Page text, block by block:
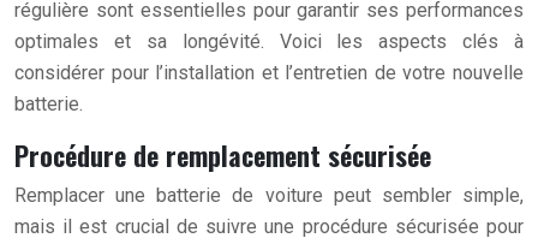
régulière sont essentielles pour garantir ses performances
optimales et sa longévité. Voici les aspects clés à
considérer pour l’installation et l’entretien de votre nouvelle
batterie.
Procédure de remplacement sécurisée
Remplacer une batterie de voiture peut sembler simple,
mais il est crucial de suivre une procédure sécurisée pour